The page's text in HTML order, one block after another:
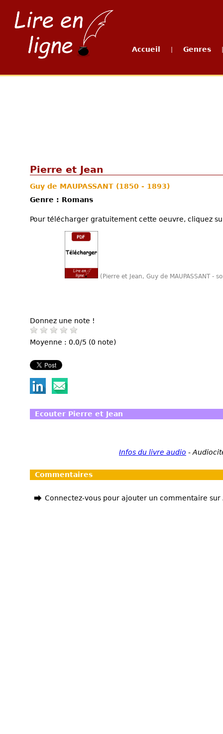
Accueil Genres
Pierre et Jean
Guy de MAUPASSANT (1850 - 1893)
Genre : Romans
Pour télécharger gratuitement cette oeuvre, cliquez
(Pierre et Jean, Guy de MAUPASSANT -
Donnez une note !
Moyenne : 0.0/5 (0 note)
Ecouter Pierre et Jean
Infos du livre audio -
Commentaires
Connectez-vous pour ajouter un commentaire sur